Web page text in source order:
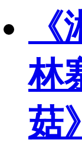
林
菇